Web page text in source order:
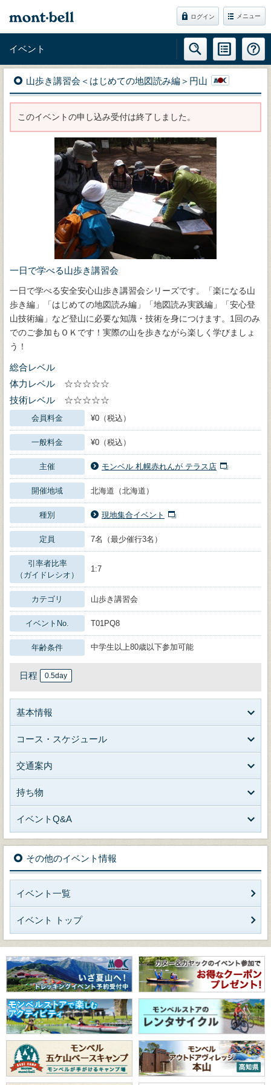
ログイン メニュー
イベント
山歩き講習会＜はじめての地図読み編＞円山
このイベントの申し込み受付は終了しました。
一日で学べる山歩き講習会
一日で学べる安全安心山歩き講習会シリーズです。「楽になる山
歩き編」「はじめての地図読み編」「地図読み実践編」「安心登
山技術編」など登山に必要な知識・技術を身につけます。1回のみ
でのご参加もＯＫです！実際の山を歩きながら楽しく学びましょ
う！
総合レベル
体力レベル
☆☆☆☆☆
技術レベル
☆☆☆☆☆
会員料金 ¥0（税込）
一般料金 ¥0（税込）
主催 モンベル 札幌赤れんが テラス店
開催地域 北海道（北海道）
種別 現地集合イベント
定員 7名（最少催行3名）
引率者比率
（ガイドレシオ）
1:7
カテゴリ 山歩き講習会
イベントNo. T01PQ8
年齢条件 中学生以上80歳以下参加可能
日程 0.5day
基本情報
コース・スケジュール
交通案内
持ち物
イベントQ&A
その他のイベント情報
イベント一覧
イベント トップ